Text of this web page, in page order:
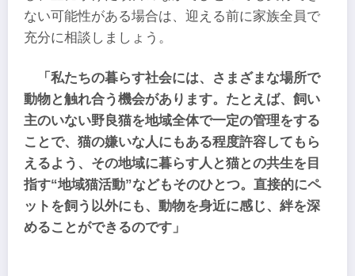
ない可能性がある場合は、迎える前に家族全員で
充分に相談しましょう。
「私たちの暮らす社会には、さまざまな場所で
動物と触れ合う機会があります。たとえば、飼い
主のいない野良猫を地域全体で一定の管理をする
ことで、猫の嫌いな人にもある程度許容してもら
えるよう、その地域に暮らす人と猫との共生を目
指す“地域猫活動”などもそのひとつ。直接的にペ
ットを飼う以外にも、動物を身近に感じ、絆を深
めることができるのです」